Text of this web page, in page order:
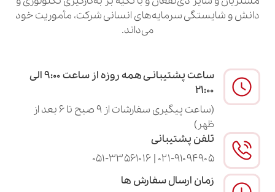
سرمایه‌های انسانی شرکت، مأموریت خود
ساعت پشتیبانـی همه روزه از ساعت ۹:۰۰ الی
۲۱:۰۰
(ساعت پیگیری سفارشات از ۹ صبح تا ۶ بعد از
تلفن پشتیبانی
۰۲۱-۹۱۰۹۴۹۰۵ | ۰۵۱-۳۳۵۶۱۰۱۶
زمان ارسال سفارش ها